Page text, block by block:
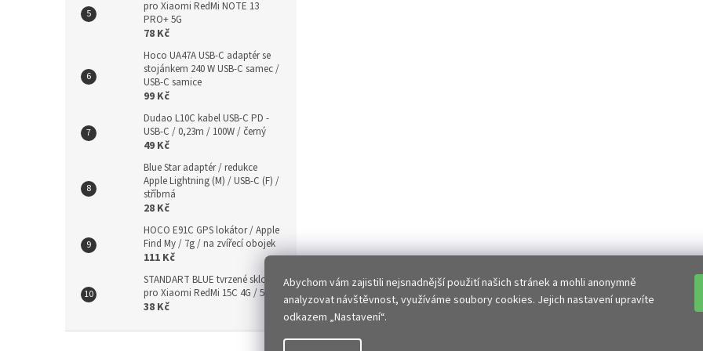
Abychom vám zajistili nejsnadnější použití našich stránek a mohli anonymně
analyzovat návštěvnost, využíváme soubory cookies. Jejich nastavení upravíte
odkazem „Nastavení“.
pro Xiaomi RedMi NOTE 13
PRO+ 5G
78 Kč
Hoco UA47A USB-C adaptér se
stojánkem 240 W USB-C samec /
USB-C samice
99 Kč
Dudao L10C kabel USB-C PD -
USB-C / 0,23m / 100W / černý
49 Kč
Blue Star adaptér / redukce
Apple Lightning (M) / USB-C (F) /
stříbrná
28 Kč
HOCO E91C GPS lokátor / Apple
Find My / 7g / na zvířecí obojek
111 Kč
STANDART BLUE tvrzené sklo 9H
pro Xiaomi RedMi 15C 4G / 5G
38 Kč